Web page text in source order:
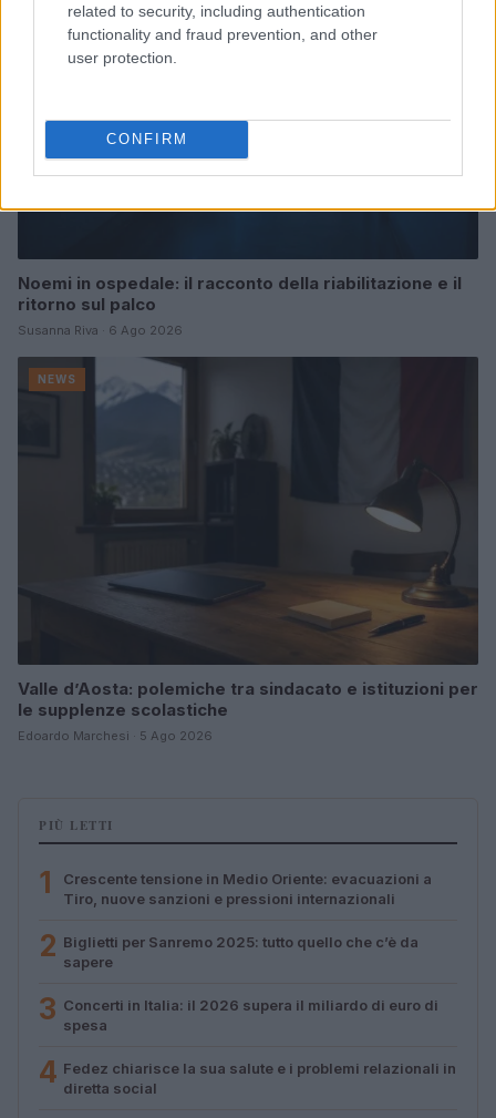
related to security, including authentication
functionality and fraud prevention, and other
user protection.
CONFIRM
Noemi in ospedale: il racconto della riabilitazione e il
ritorno sul palco
Susanna Riva · 6 Ago 2026
NEWS
Valle d’Aosta: polemiche tra sindacato e istituzioni per
le supplenze scolastiche
Edoardo Marchesi · 5 Ago 2026
PIÙ LETTI
1
Crescente tensione in Medio Oriente: evacuazioni a
Tiro, nuove sanzioni e pressioni internazionali
2 Biglietti per Sanremo 2025: tutto quello che c’è da
sapere
3 Concerti in Italia: il 2026 supera il miliardo di euro di
spesa
4 Fedez chiarisce la sua salute e i problemi relazionali in
diretta social